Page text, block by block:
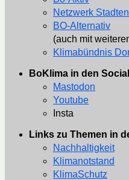
Netzwerk
BO-Alternativ
(auch mit
Klimabündnis
BoKlima in den
Mastodon
Youtube
Insta
Links zu Themen in
Nachhaltigkeit
Klimanotstand
KlimaSchutz